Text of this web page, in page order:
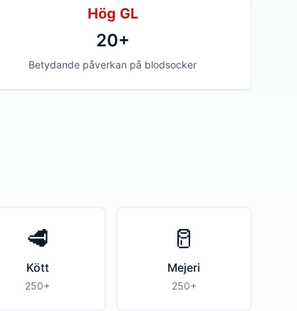
Hög GL
20+
Betydande påverkan på blodsocker
🥩
Kött
250+
🥛
Mejeri
250+